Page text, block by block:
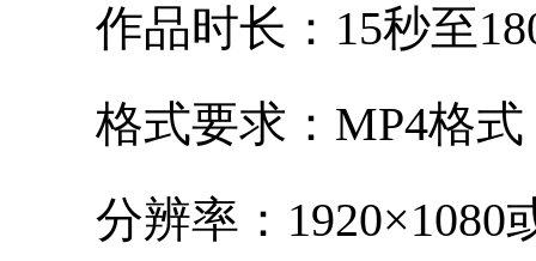
作品时长：15秒至
格式要求：MP4格式
分辨率：1920×1080